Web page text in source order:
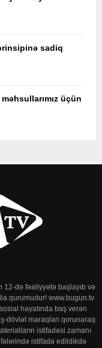
sadiq
üçün
12-də fəaliyyətə başlayıb və
qurumudur! www.bugun.tv
həyatında baş verən
dövlət maraqları qorunaraq
istifadəsi zamanı
istifadə edildikdə